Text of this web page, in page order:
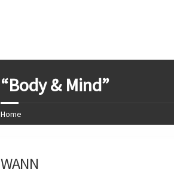
“Body & Mind”
Home
WANN